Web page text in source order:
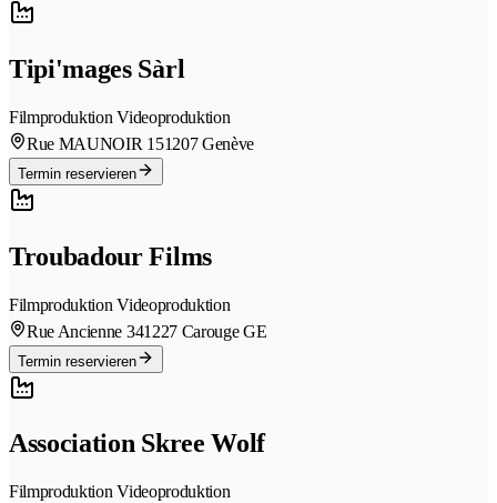
Tipi'mages Sàrl
Filmproduktion Videoproduktion
Rue MAUNOIR 151207 Genève
Termin reservieren
Troubadour Films
Filmproduktion Videoproduktion
Rue Ancienne 341227 Carouge GE
Termin reservieren
Association Skree Wolf
Filmproduktion Videoproduktion